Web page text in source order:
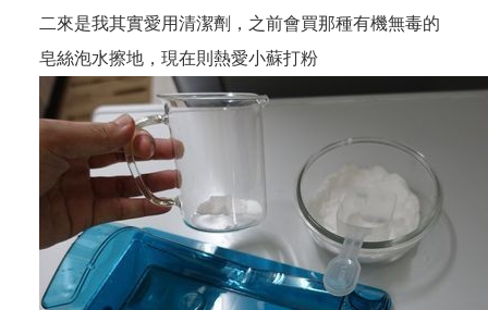
二來是我其實愛用清潔劑，之前會買那種有機無毒的
皂絲泡水擦地，現在則熱愛小蘇打粉